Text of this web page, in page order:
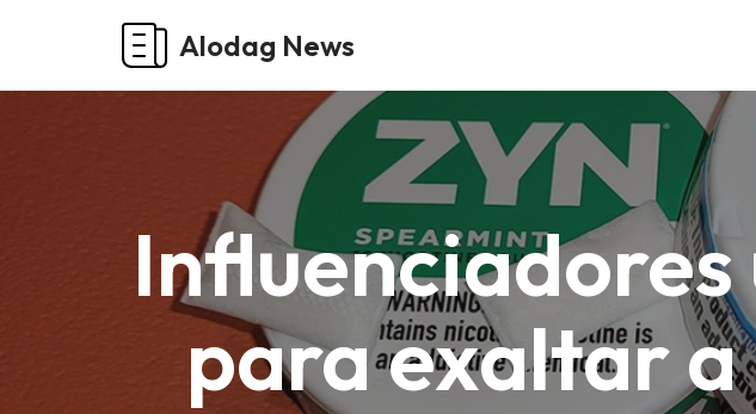
Alodag News
Influenciadores
para exaltar